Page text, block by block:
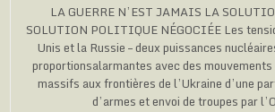
LA GUERRE N’EST JAMAIS LA
SOLUTION POLITIQUE NÉGOCIÉE Les
Unis et la Russie – deux puissances
proportionsalarmantes avec des
massifs aux frontières de l’Ukraine d’une
d’armes et envoi de troupes par